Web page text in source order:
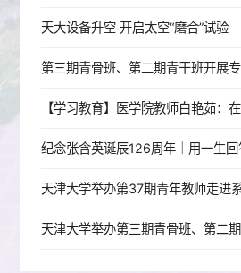
天大设备升空 开启太空“磨合”试验
天津大学举办第37期青年教师走进
天津大学举办第三期青骨班、第二